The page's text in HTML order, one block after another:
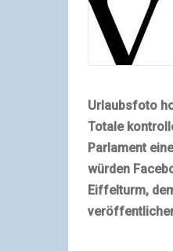
Urlaubsfoto
Totale
Parlament
würden
Eiffelturm,